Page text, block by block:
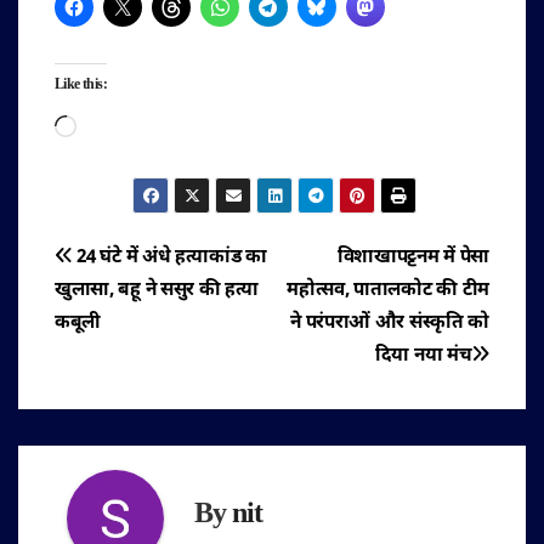
Like this:
Loading…
पोस्ट
नेविगेशन
विशाखापट्टनम में पेसा
महोत्सव, पातालकोट की टीम
ने परंपराओं और संस्कृति को
दिया नया मंच
24 घंटे में अंधे हत्याकांड का
खुलासा, बहू ने ससुर की हत्या
कबूली
Bynit